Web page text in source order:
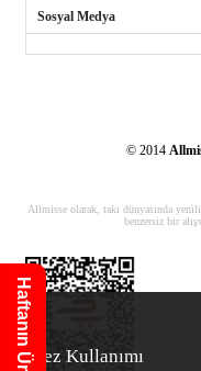
Sosyal Medya
© 2014
Allmisse olarak, takı dünyasında
benzersiz bir
Haftanın Ürünü
Çerez Kullanımı